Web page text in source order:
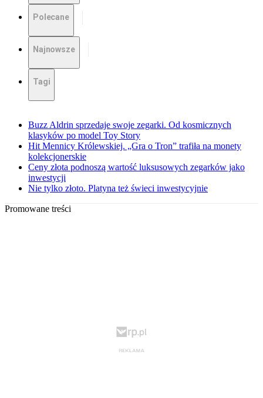
Polecane
Najnowsze
Tagi
Buzz Aldrin sprzedaje swoje zegarki. Od kosmicznych
klasyków po model Toy Story
Hit Mennicy Królewskiej. „Gra o Tron” trafiła na monety
kolekcjonerskie
Ceny złota podnoszą wartość luksusowych zegarków jako
inwestycji
Nie tylko złoto. Platyna też świeci inwestycyjnie
Promowane treści